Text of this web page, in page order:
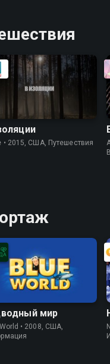
• 2015, США, Путешествия
мир
• 2008, США,